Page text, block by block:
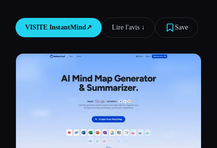
VISITE InstantMind↗︎ Lire l'avis ↓︎ Save